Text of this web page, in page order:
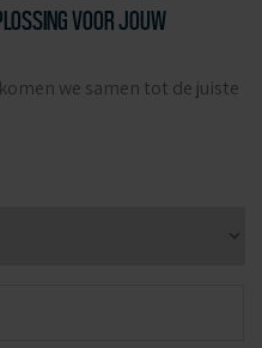
VOOR JOUW
we samen tot de juiste